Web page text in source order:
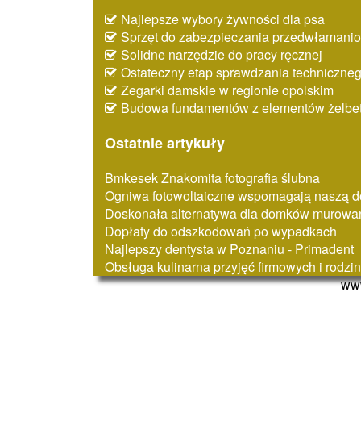
Najlepsze wybory żywności dla psa
Sprzęt do zabezpieczania
Solidne narzędzie do pracy ręcznej
Ostateczny etap sprawdzania
Zegarki damskie w regionie opolskim
Budowa fundamentów z elementów
Ostatnie artykuły
Bmkesek Znakomita fotografia ślubna
Ogniwa fotowoltaiczne wspomagają naszą
Doskonała alternatywa dla domków
Dopłaty do odszkodowań po wypadkach
Najlepszy dentysta w Poznaniu - Primadent
Obsługa kulinarna przyjęć firmowych i